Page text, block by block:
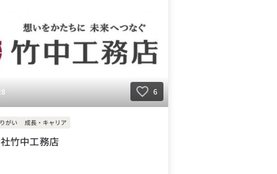
6
がい 成長・キャリア
竹中工務店